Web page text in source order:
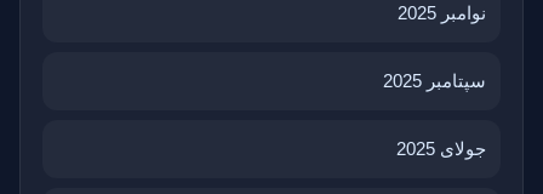
نوامبر 2025
سپتامبر 2025
جولای 2025